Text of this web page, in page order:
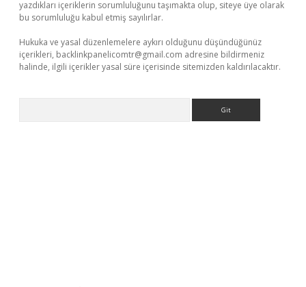
yazdıkları içeriklerin sorumluluğunu taşımakta olup, siteye üye olarak
bu sorumluluğu kabul etmiş sayılırlar.
Hukuka ve yasal düzenlemelere aykırı olduğunu düşündüğünüz
içerikleri, backlinkpanelicomtr@gmail.com adresine bildirmeniz
halinde, ilgili içerikler yasal süre içerisinde sitemizden kaldırılacaktır.